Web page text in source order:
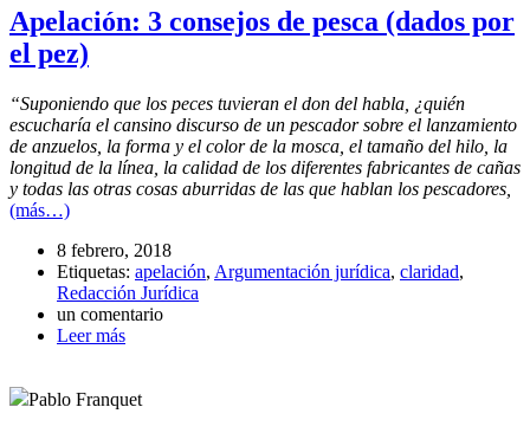
Apelación: 3 consejos de pesca (dados por
el pez)
“Suponiendo que los peces tuvieran el don del habla, ¿quién
escucharía el cansino discurso de un pescador sobre el lanzamiento
de anzuelos, la forma y el color de la mosca, el tamaño del hilo, la
longitud de la línea, la calidad de los diferentes fabricantes de cañas
y todas las otras cosas aburridas de las que hablan los pescadores,
(más…)
8 febrero, 2018
Etiquetas: apelación, Argumentación jurídica, claridad,
Redacción Jurídica
un comentario
Leer más
Pablo Franquet